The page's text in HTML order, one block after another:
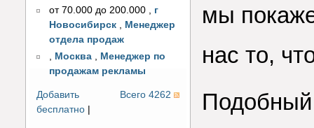
от 70.000 до 200.000 , г
Новосибирск , Менеджер
отдела продаж
, Москва , Менеджер по
продажам рекламы
Всего 4262
Добавить
бесплатно
мы
нас то,
Подобный